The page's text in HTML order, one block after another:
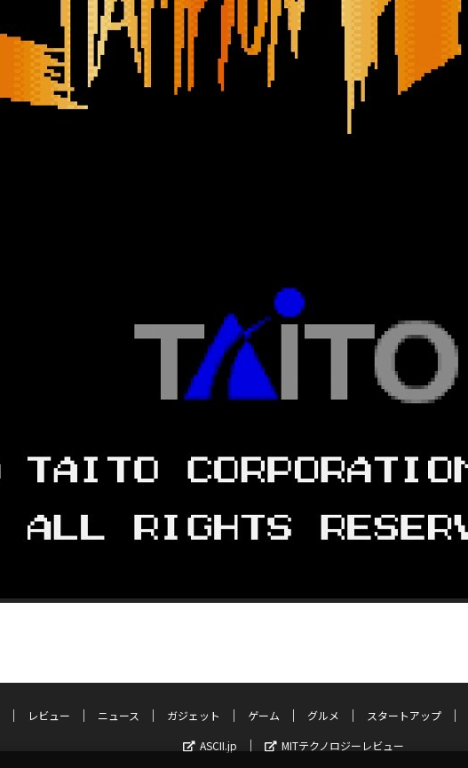
レビュー ニュース ガジェット ゲーム グルメ スタートアップ
ASCII.jp
MITテクノロジーレビュー